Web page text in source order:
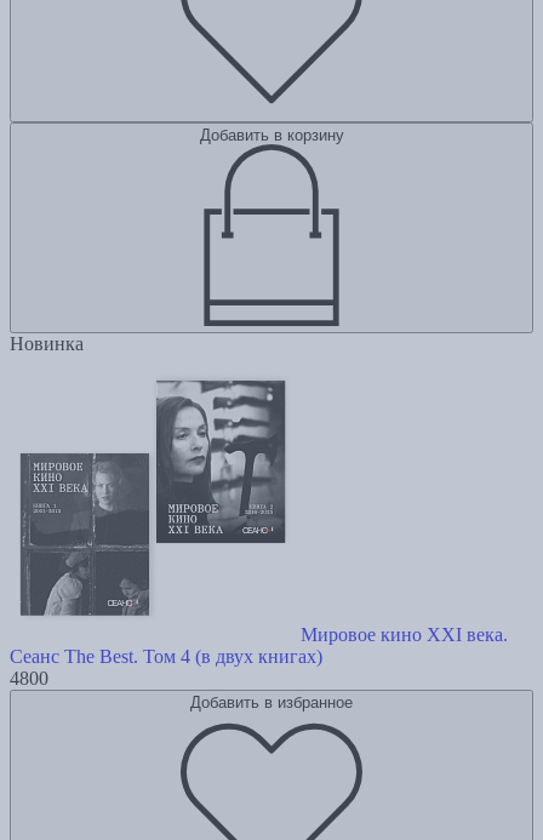
Добавить в корзину
Новинка
Мировое кино XXI века.
Сеанс The Best. Том 4 (в двух книгах)
4800
Добавить в избранное